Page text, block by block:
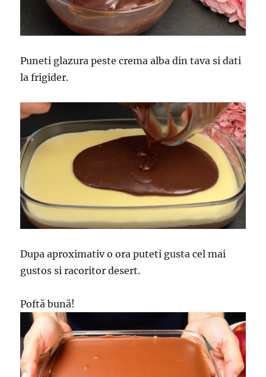
Puneti glazura peste crema alba din tava si dati
la frigider.
Dupa aproximativ o ora puteti gusta cel mai
gustos si racoritor desert.
Poftă bună!